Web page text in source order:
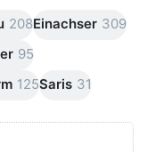
208Einachser 309
95
125Saris 31